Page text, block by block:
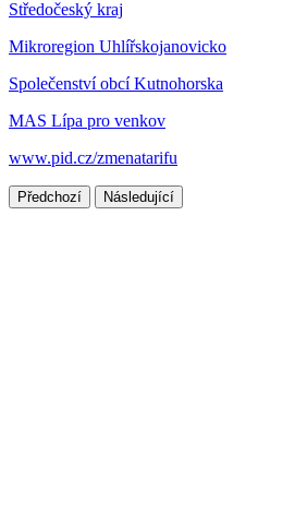
Středočeský kraj
Mikroregion Uhlířskojanovicko
Společenství obcí Kutnohorska
MAS Lípa pro venkov
www.pid.cz/zmenatarifu
Předchozí Následující